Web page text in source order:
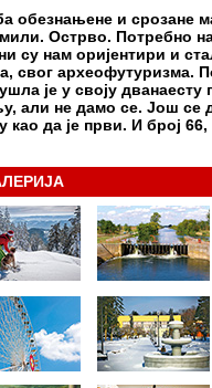
обезнањене и срозане
Острво. Потребно
су нам оријентири и
свог археофутуризма.
је у своју
али не дамо се. Још се
као да је први. И број